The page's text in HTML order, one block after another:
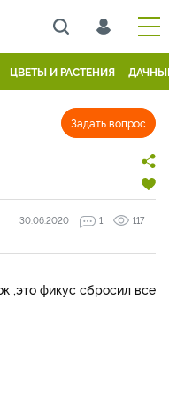
ЦВЕТЫ И РАСТЕНИЯ
Задать вопрос
30.06.2020 1 117
,это фикус сбросил все